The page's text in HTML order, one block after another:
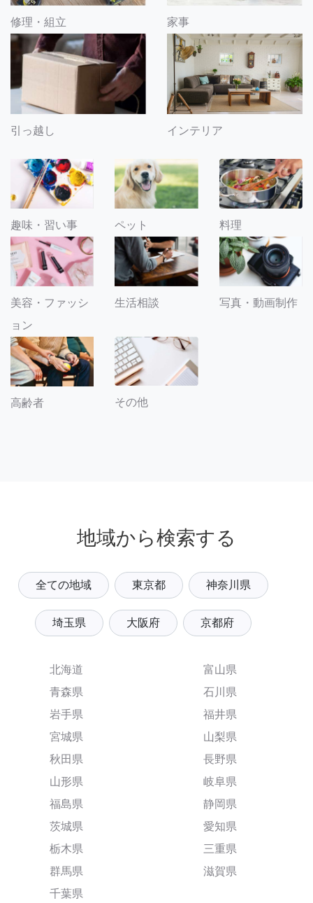
修理・組立 家事
引っ越し インテリア
趣味・習い事 ペット 料理
美容・ファッシ
ョン
生活相談 写真・動画制作
高齢者 その他
地域から検索する
全ての地域 東京都 神奈川県
埼玉県 大阪府 京都府
北海道
青森県
岩手県
宮城県
秋田県
山形県
福島県
茨城県
栃木県
群馬県
千葉県
富山県
石川県
福井県
山梨県
長野県
岐阜県
静岡県
愛知県
三重県
滋賀県